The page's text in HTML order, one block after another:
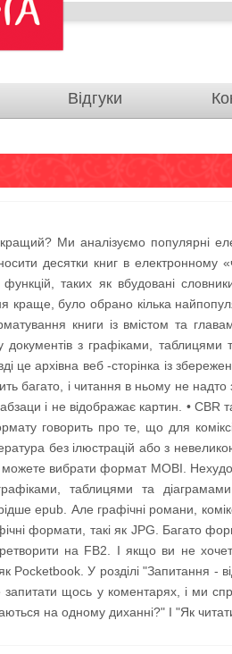
Відгуки
Ми аналізуємо популярні
десятки книг в електронному
таких як вбудовані
краще, було обрано кілька
книги із вмістом та
з графіками, таблицями
це архівна веб -сторінка із
багато, і читання в ньому не
і не відображає картин. • CBR
говорить про те, що для
без ілюстрацій або з
вибрати формат MOBI.
таблицями та
epub. Але графічні романи,
формати, такі як JPG. Багато
на FB2. І якщо ви не
Pocketbook. У розділі "Запитання -
щось у коментарях, і ми
на одному диханні?" І "Як